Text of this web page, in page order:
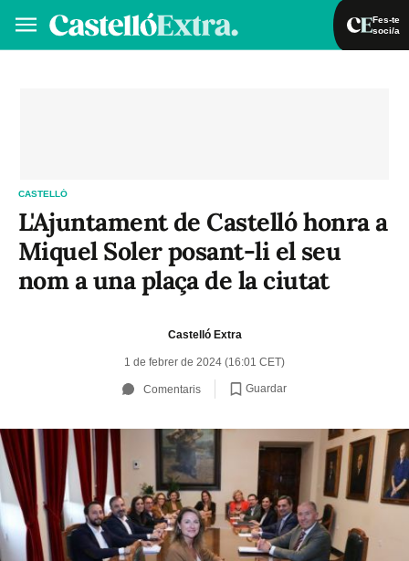
Fes-te
soci/a
CASTELLÓ
L'Ajuntament de Castelló honra a
Miquel Soler posant-li el seu
nom a una plaça de la ciutat
Castelló Extra
1 de febrer de 2024 (16:01 CET)
Comentaris Guardar